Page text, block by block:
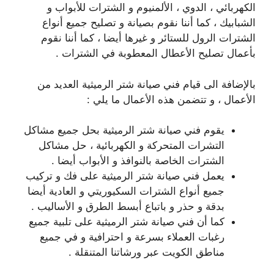
الكهربائي ، الدوي ، الألمنيوم و الشترات للأبواب و
الشبابيك ، كما أننا نقوم بصيانة و تصليح جميع أنواع
الشترات الرول للستائر و غيرها أيضا ، كما أننا نقوم
بأعمال تصليح الأعطال المعطوبة في الشترات .
بالإضافة الى قيام فني صيانة شتر الرميثية العديد من
الأعمال ، و تتضمن هذه الأعمال ما يلي :
يقوم فني صيانة شتر الرميثية بحل جميع مشاكل
التشرات المتحركة و الكهربائية ، حل مشاكل
الشترات الخاصة بالنوافذ و الأبواب أيضا .
يعمل فني صيانة شتر الرميثية على فك و تركيب
جميع أنواع الشترات السكيوريتي و العادية أيضا
بدقة و حذر و باتباع أبسط الطرق و الأساليب .
كما أن فني صيانة شتر الرميثية على تلبية جميع
رغبات العملاء بسرعة و احترافية و في جميع
مناطق الكويت عبر ورشاتنا المتنقلة .